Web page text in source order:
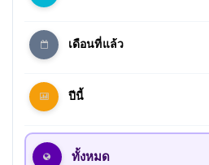
เดือนที่แล้ว
ปีนี้
ทั้งหมด